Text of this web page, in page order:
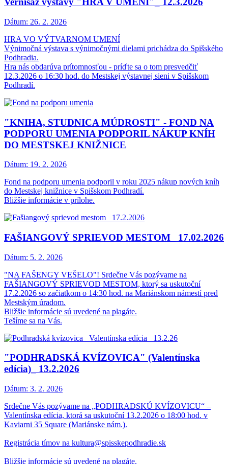
Dátum: 26. 2. 2026
HRA VO VÝTVARNOM UMENÍ
Výnimočná výstava s výnimočnými dielami prichádza do Spišského
Podhradia.
Hra nás obdarúva prítomnosťou - príďte sa o tom presvedčiť
12.3.2026 o 16:30 hod. do Mestskej výstavnej sieni v Spišskom
Podhradí.
"KNIHA, STUDNICA MÚDROSTI" - FOND NA
PODPORU UMENIA PODPORIL NÁKUP KNÍH
DO MESTSKEJ KNIŽNICE
Dátum: 19. 2. 2026
Fond na podporu umenia podporil v roku 2025 nákup nových kníh
do Mestskej knižnice v Spišskom Podhradí.
Bližšie informácie v prílohe.
FAŠIANGOVÝ SPRIEVOD MESTOM_ 17.02.2026
Dátum: 5. 2. 2026
"NA FAŠENGY VEŠELO"! Srdečne Vás pozývame na
FAŠIANGOVÝ SPRIEVOD MESTOM, ktorý sa uskutoční
17.2.2026 so začiatkom o 14:30 hod. na Mariánskom námestí pred
Mestským úradom.
Bližšie informácie sú uvedené na plagáte.
Tešíme sa na Vás.
"PODHRADSKÁ KVÍZOVICA" (Valentínska
edícia)_ 13.2.2026
Dátum: 3. 2. 2026
Srdečne Vás pozývame na „PODHRADSKÚ KVÍZOVICU“ –
Valentínska edícia, ktorá sa uskutoční 13.2.2026 o 18:00 hod. v
Kaviarni 35 Square (Mariánske nám.).
Registrácia tímov na kultura@spisskepodhradie.sk
Bližšie informácie sú uvedené na plagáte.